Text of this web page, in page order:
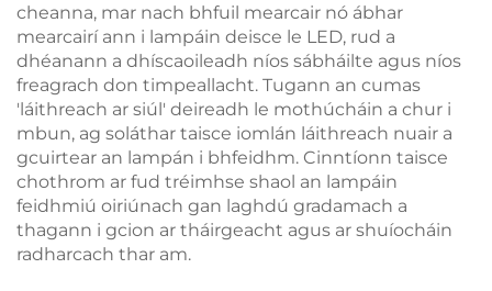
cheanna, mar nach bhfuil mearcair nó ábhar
mearcairí ann i lampáin deisce le LED, rud a
dhéanann a dhíscaoileadh níos sábháilte agus níos
freagrach don timpeallacht. Tugann an cumas
'láithreach ar siúl' deireadh le mothúcháin a chur i
mbun, ag soláthar taisce iomlán láithreach nuair a
gcuirtear an lampán i bhfeidhm. Cinntíonn taisce
chothrom ar fud tréimhse shaol an lampáin
feidhmiú oiriúnach gan laghdú gradamach a
thagann i gcion ar tháirgeacht agus ar shuíocháin
radharcach thar am.